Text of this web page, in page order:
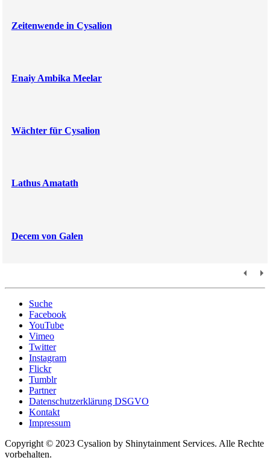
Zeitenwende in Cysalion
Enaiy Ambika Meelar
Wächter für Cysalion
Lathus Amatath
Decem von Galen
Suche
Facebook
YouTube
Vimeo
Twitter
Instagram
Flickr
Tumblr
Partner
Datenschutzerklärung DSGVO
Kontakt
Impressum
Copyright © 2023 Cysalion by Shinytainment Services. Alle Rechte
vorbehalten.